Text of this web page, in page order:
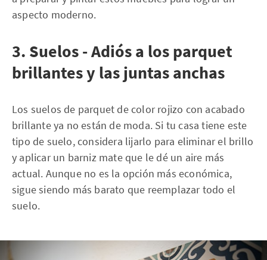
aspecto moderno.
3. Suelos - Adiós a los parquet
brillantes y las juntas anchas
Los suelos de parquet de color rojizo con acabado
brillante ya no están de moda. Si tu casa tiene este
tipo de suelo, considera lijarlo para eliminar el brillo
y aplicar un barniz mate que le dé un aire más
actual. Aunque no es la opción más económica,
sigue siendo más barato que reemplazar todo el
suelo.